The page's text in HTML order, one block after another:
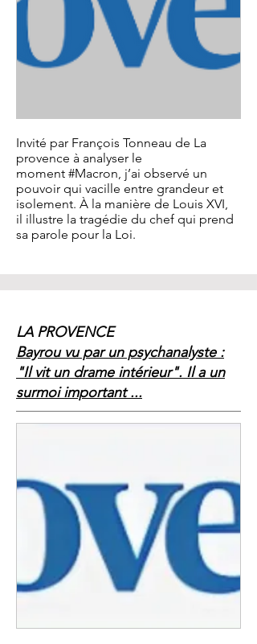
Invité par François Tonneau de La
provence à analyser le
moment #Macron, j’ai observé un
pouvoir qui vacille entre grandeur et
isolement. À la manière de Louis XVI,
il illustre la tragédie du chef qui prend
sa parole pour la Loi.
LA PROVENCE
Bayrou vu par un psychanalyste :
"Il vit un drame intérieur". Il a un
surmoi important ...